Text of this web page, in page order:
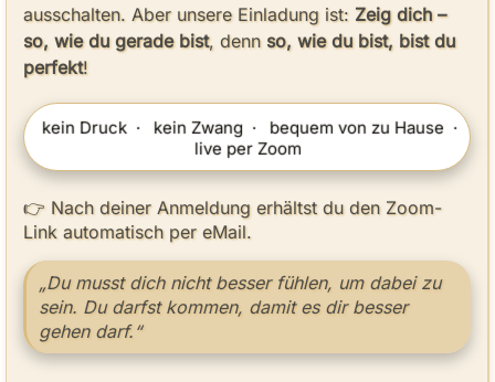
ausschalten. Aber unsere Einladung ist: Zeig dich –
so, wie du gerade bist, denn so, wie du bist, bist du
perfekt!
kein Druck  · kein Zwang  ·
bequem von zu Hause  ·
live per Zoom
👉 Nach deiner Anmeldung erhältst du den Zoom-
Link automatisch per eMail.
„Du musst dich nicht besser fühlen, um dabei zu
sein. Du darfst kommen, damit es dir besser
gehen darf.“